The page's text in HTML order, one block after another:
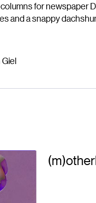
for newspaper
and a snappy